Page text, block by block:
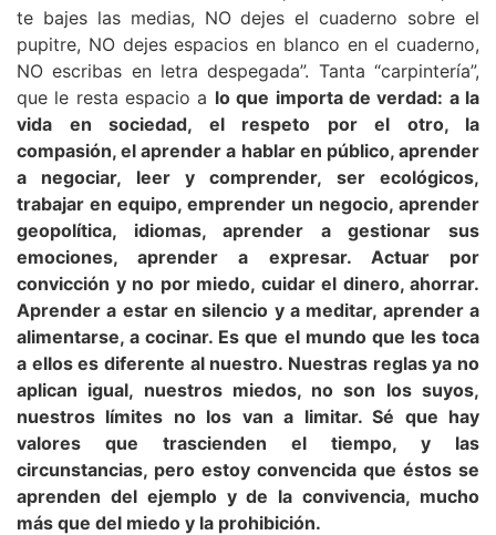
te bajes las medias, NO dejes el cuaderno sobre el
pupitre, NO dejes espacios en blanco en el cuaderno,
NO escribas en letra despegada”. Tanta “carpintería”,
que le resta espacio a lo que importa de verdad: a la
vida en sociedad, el respeto por el otro, la
compasión, el aprender a hablar en público, aprender
a negociar, leer y comprender, ser ecológicos,
trabajar en equipo, emprender un negocio, aprender
geopolítica, idiomas, aprender a gestionar sus
emociones, aprender a expresar. Actuar por
convicción y no por miedo, cuidar el dinero, ahorrar.
Aprender a estar en silencio y a meditar, aprender a
alimentarse, a cocinar. Es que el mundo que les toca
a ellos es diferente al nuestro. Nuestras reglas ya no
aplican igual, nuestros miedos, no son los suyos,
nuestros límites no los van a limitar. Sé que hay
valores que trascienden el tiempo, y las
circunstancias, pero estoy convencida que éstos se
aprenden del ejemplo y de la convivencia, mucho
más que del miedo y la prohibición.